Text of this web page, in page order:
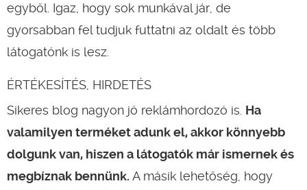
egyből. Igaz, hogy sok munkával jár, de
gyorsabban fel tudjuk futtatni az oldalt és több
látogatónk is lesz.
ÉRTÉKESÍTÉS, HIRDETÉS
Sikeres blog nagyon jó reklámhordozó is. Ha
valamilyen terméket adunk el, akkor könnyebb
dolgunk van, hiszen a látogatók már ismernek és
megbíznak bennünk. A másik lehetőség, hogy